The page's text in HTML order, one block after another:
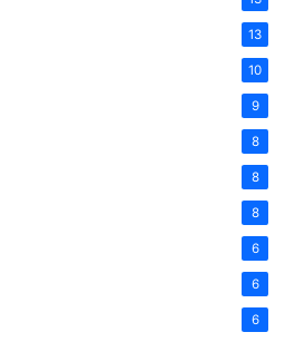
13
10
9
8
8
8
6
6
6